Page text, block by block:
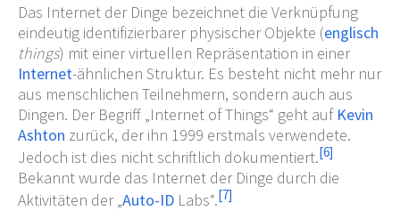
Das Internet der Dinge bezeichnet die Verknüpfung
eindeutig identifizierbarer physischer Objekte (englisch
things) mit einer virtuellen Repräsentation in einer
Internet-ähnlichen Struktur. Es besteht nicht mehr nur
aus menschlichen Teilnehmern, sondern auch aus
Dingen. Der Begriff „Internet of Things“ geht auf Kevin
Ashton zurück, der ihn 1999 erstmals verwendete.
Jedoch ist dies nicht schriftlich dokumentiert.[6]
Bekannt wurde das Internet der Dinge durch die
Aktivitäten der „Auto-ID Labs“.[7]